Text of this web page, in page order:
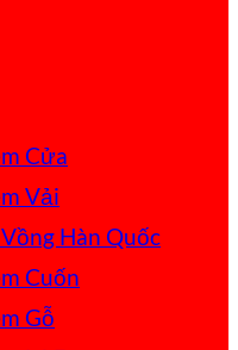
Cửa
Vải
Hàn Quốc
Cuốn
Gỗ